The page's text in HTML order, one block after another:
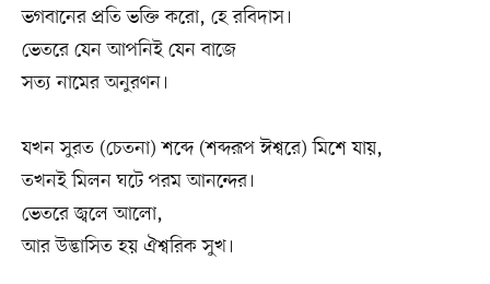
ভগবানের প্রতি ভক্তি করো, হে রবিদাস।
ভেতরে যেন আপনিই যেন বাজে
সত্য নামের অনুরণন।
যখন সুরত (চেতনা) শব্দে (শব্দরূপ ঈশ্বরে) মিশে যায়,
তখনই মিলন ঘটে পরম আনন্দের।
ভেতরে জ্বলে আলো,
আর উদ্ভাসিত হয় ঐশ্বরিক সুখ।